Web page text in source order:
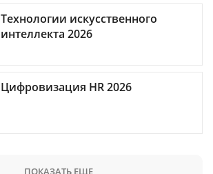
Технологии искусственного
интеллекта 2026
Цифровизация HR 2026
ПОКАЗАТЬ ЕЩЕ